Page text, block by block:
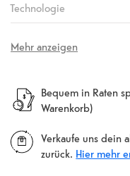
Technologie
Mehr anzeigen
Bequem in Raten
Warenkorb)
Verkaufe uns dein
zurück. Hier mehr